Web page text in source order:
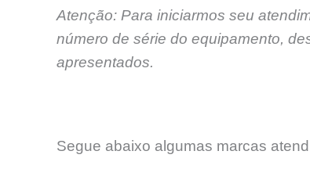
Atenção: Para iniciarmos seu
número de série do equipamento,
apresentados.
Segue abaixo algumas marcas